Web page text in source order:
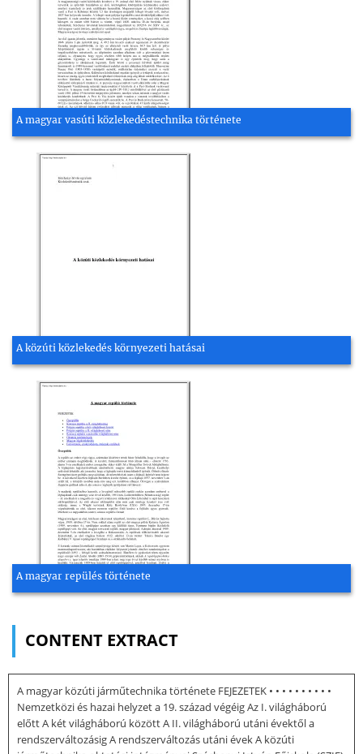
A magyar vasúti közlekedéstechnika története
A közúti közlekedés környezeti hatásai
A magyar repülés története
CONTENT EXTRACT
A magyar közúti járműtechnika története FEJEZETEK • • • • • • • • • •
Nemzetközi és hazai helyzet a 19. század végéig Az I. világháború
előtt A két világháború között A II. világháború utáni évektől a
rendszerváltozásig A rendszerváltozás utáni évek A közúti